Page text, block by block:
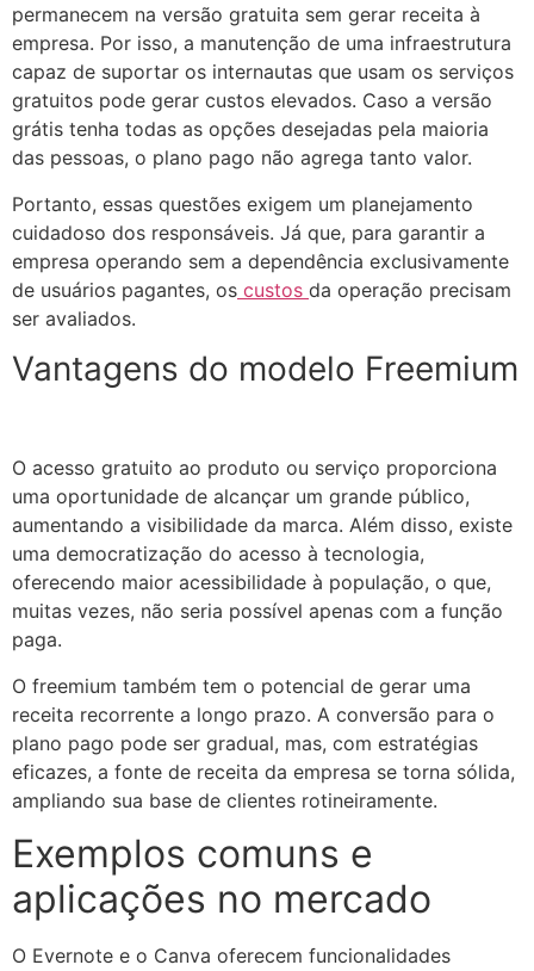
permanecem na versão gratuita sem gerar receita à
empresa. Por isso, a manutenção de uma infraestrutura
capaz de suportar os internautas que usam os serviços
gratuitos pode gerar custos elevados. Caso a versão
grátis tenha todas as opções desejadas pela maioria
das pessoas, o plano pago não agrega tanto valor.
Portanto, essas questões exigem um planejamento
cuidadoso dos responsáveis. Já que, para garantir a
empresa operando sem a dependência exclusivamente
de usuários pagantes, os custos da operação precisam
ser avaliados.
Vantagens do modelo Freemium
O acesso gratuito ao produto ou serviço proporciona
uma oportunidade de alcançar um grande público,
aumentando a visibilidade da marca. Além disso, existe
uma democratização do acesso à tecnologia,
oferecendo maior acessibilidade à população, o que,
muitas vezes, não seria possível apenas com a função
paga.
O freemium também tem o potencial de gerar uma
receita recorrente a longo prazo. A conversão para o
plano pago pode ser gradual, mas, com estratégias
eficazes, a fonte de receita da empresa se torna sólida,
ampliando sua base de clientes rotineiramente.
Exemplos comuns e
aplicações no mercado
O Evernote e o Canva oferecem funcionalidades